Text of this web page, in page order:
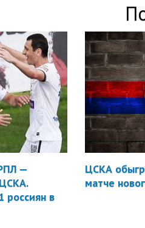
—
россиян в
ЦСКА
матче